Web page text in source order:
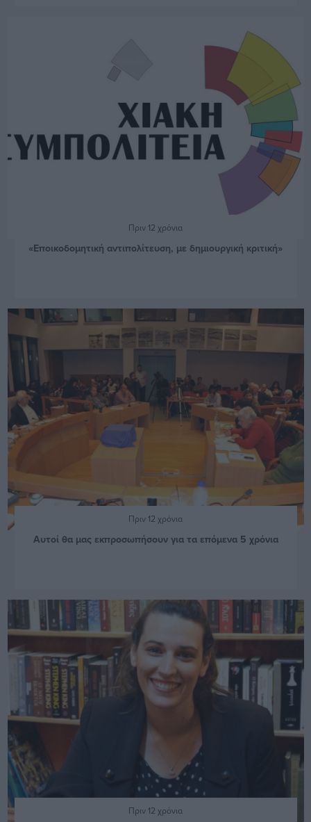
Πριν 12 χρόνια
«Εποικοδομητική αντιπολίτευση, με δημιουργική κριτική»
Πριν 12 χρόνια
Αυτοί θα μας εκπροσωπήσουν για τα επόμενα 5 χρόνια
Πριν 12 χρόνια